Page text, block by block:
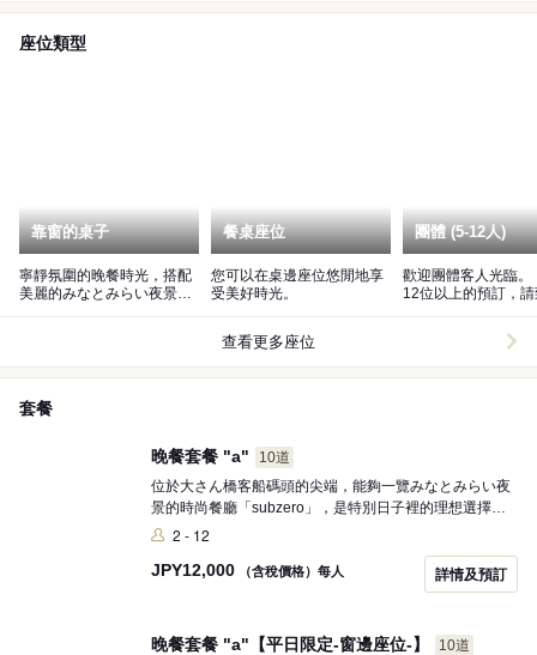
座位類型
靠窗的桌子
寧靜氛圍的晚餐時光，搭配
美麗的みなとみらい夜景與
餐桌座位
您可以在桌邊座位悠閒地享
受美好時光。
團體 (5-12人)
歡迎團體客人光臨。 ※如需
12位以上的預訂，
查看更多座位
套餐
晚餐套餐 "a"
10道
位於大さん橋客船碼頭的尖端，能夠一覽みなとみらい夜
景的時尚餐廳「subzero」，是特別日子裡的理想選擇。
某一天的菜單以色彩繽紛的開胃小品開始，隨後是四季變
都注重香氣與香料的搭配，令人垂涎。 在みなとみらい的
夜景映襯下，與奢華的料理一同度過悠閒的時光，為您的
2 - 12
JPY12,000 （含稅價格）每人 詳情及預訂
晚餐套餐 "a"【平日限定-窗邊座位-】
10道